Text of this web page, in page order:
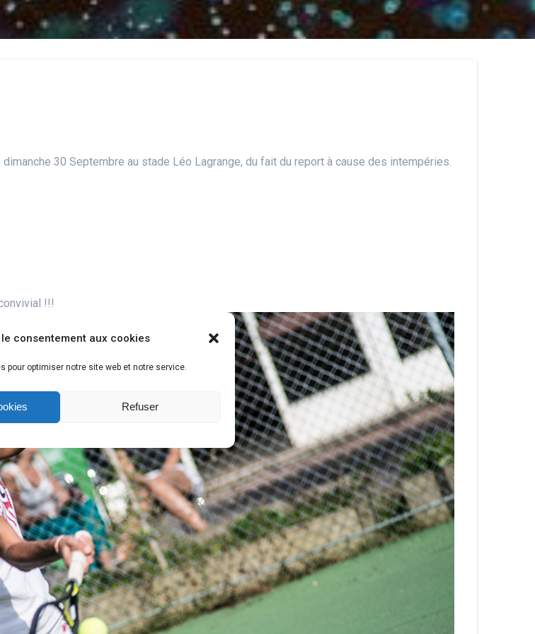
consentement aux cookies
pour optimiser notre site web et notre service.
Refuser
30 Septembre au stade Léo Lagrange, du fait du report à cause des intempéries.
!!!